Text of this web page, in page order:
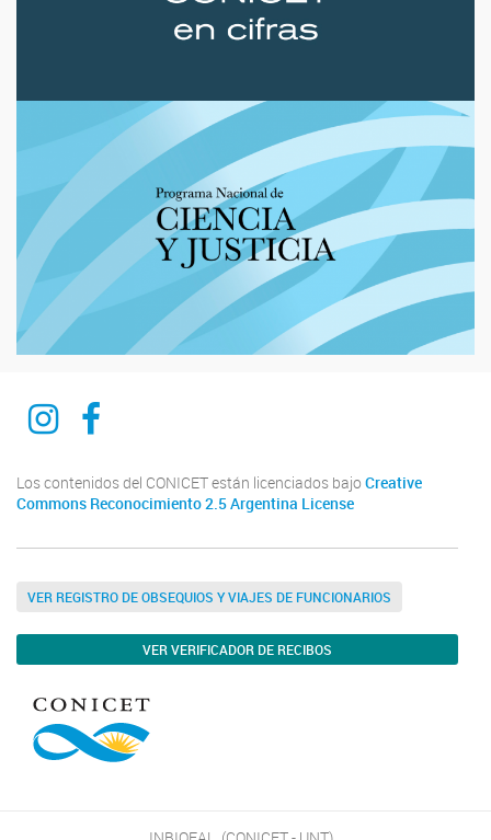
Instagram
Facebook
Los contenidos del CONICET están licenciados bajo Creative
Commons Reconocimiento 2.5 Argentina License
VER REGISTRO DE OBSEQUIOS Y VIAJES DE FUNCIONARIOS
VER VERIFICADOR DE RECIBOS